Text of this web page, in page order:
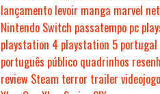
lançamento levoir manga marvel
Nintendo Switch passatempo pc
playstation 4 playstation 5 portugal
português público quadrinhos
review Steam terror trailer